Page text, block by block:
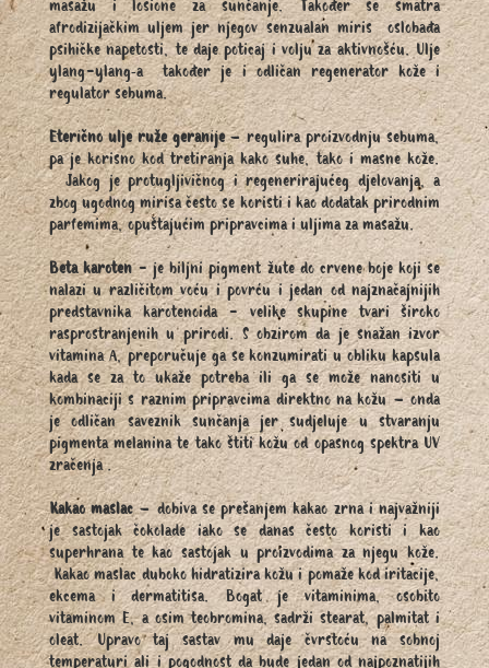
masažu i losione za sunčanje. Također se smatra
afrodizijačkim uljem jer njegov senzualan miris oslobađa
psihičke napetosti, te daje poticaj i volju za aktivnošću. Ulje
ylang-ylang‑a također je i odličan regenerator kože i
regulator sebuma.
Eterično ulje ruže geranije– regulira proizvodnju sebuma,
pa je korisno kod tretiranja kako suhe, tako i masne kože.
Jakog je protugljivičnog i regenerirajućeg djelovanja, a
zbog ugodnog mirisa često se koristi i kao dodatak prirodnim
parfemima, opuštajućim pripravcima i uljima za masažu.
Beta karoten- je biljni pigment žute do crvene boje koji se
nalazi u različitom voću i povrću i jedan od najznačajnijih
predstavnika karotenoida - velike skupine tvari široko
rasprostranjenih u prirodi. S obzirom da je snažan izvor
vitamina A, preporučuje ga se konzumirati u obliku kapsula
kada se za to ukaže potreba ili ga se može nanositi u
kombinaciji s raznim pripravcima direktno na kožu – onda
je odličan saveznik sunčanja jer sudjeluje u stvaranju
pigmenta melanina te tako štiti kožu od opasnog spektra UV
zračenja.
Kakao maslac– dobiva se prešanjem kakao zrna i najvažniji
je sastojak čokolade iako se danas često koristi i kao
superhrana te kao sastojak u proizvodima za njegu kože.
Kakao maslac duboko hidratizira kožu i pomaže kod iritacije,
ekcema i dermatitisa. Bogat je vitaminima, osobito
vitaminom E, a osim teobromina, sadrži stearat, palmitat i
oleat. Upravo taj sastav mu daje čvrstoću na sobnoj
temperaturi ali i pogodnost da bude jedan od najpoznatijih